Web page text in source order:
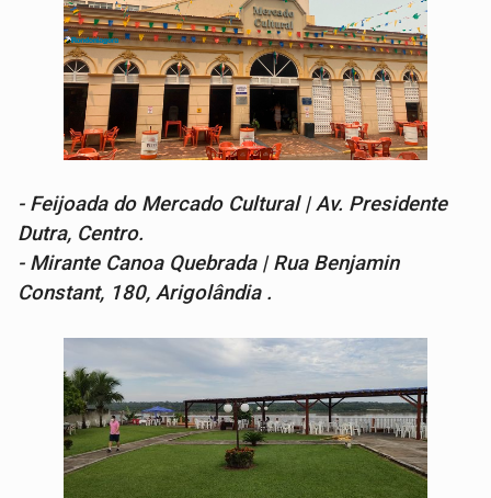
- Feijoada do Mercado Cultural | Av. Presidente
Dutra, Centro.
- Mirante Canoa Quebrada | Rua Benjamin
Constant, 180, Arigolândia .